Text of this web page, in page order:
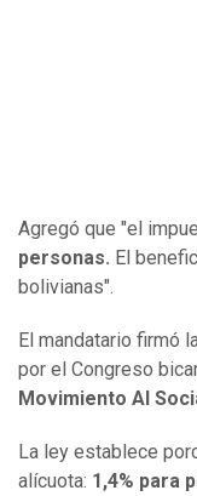
Agregó que "el
personas. El
bolivianas".
El mandatario firmó
por el Congreso
Movimiento Al
La ley establece
alícuota: 1,4% para